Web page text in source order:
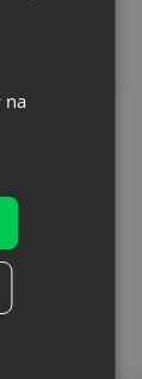
do
kolor oraz
się z
klimat
na